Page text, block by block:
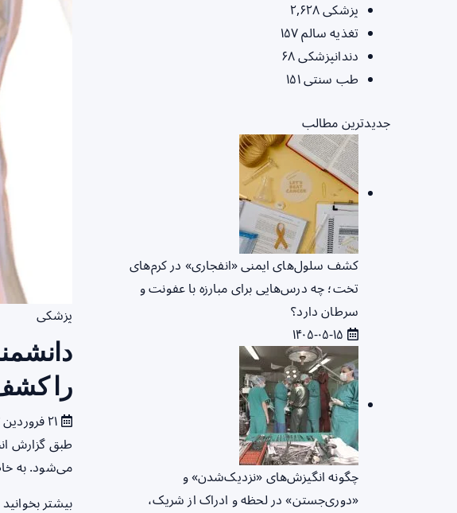
پزشکی
را
می‌شود. به
بیشتر بخوانید
پزشکی۲,۶۲۸
تغذیه سالم۱۵۷
دندانپزشکی۶۸
طب سنتی۱۵۱
جدیدترین مطالب
کشف سلول‌های ایمنی «انفجاری» در کرم‌های
تخت؛ چه درس‌هایی برای مبارزه با عفونت و
سرطان دارد؟
چگونه انگیزش‌های «نزدیک‌شدن» و
«دوری‌جستن» در لحظه و ادراک از شریک،